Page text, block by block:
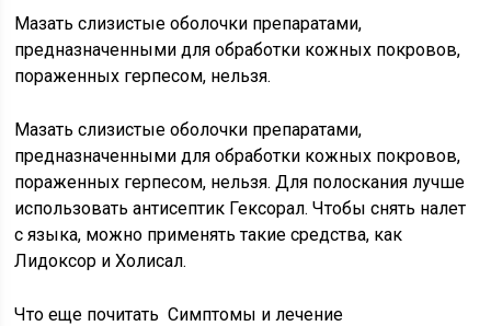
Мазать слизистые оболочки препаратами,
предназначенными для обработки кожных покровов,
пораженных герпесом, нельзя.
Мазать слизистые оболочки препаратами,
предназначенными для обработки кожных покровов,
пораженных герпесом, нельзя. Для полоскания лучше
использовать антисептик Гексорал. Чтобы снять налет
с языка, можно применять такие средства, как
Лидоксор и Холисал.
Что еще почитать Симптомы и лечение